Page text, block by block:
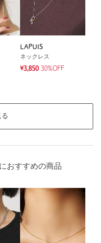
LAPUIS
ネックレス
¥3,850 30%OFF
おすすめの商品